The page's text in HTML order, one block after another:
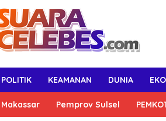
POLITIK KEAMANAN DUNIA
Makassar Pemprov Sulsel